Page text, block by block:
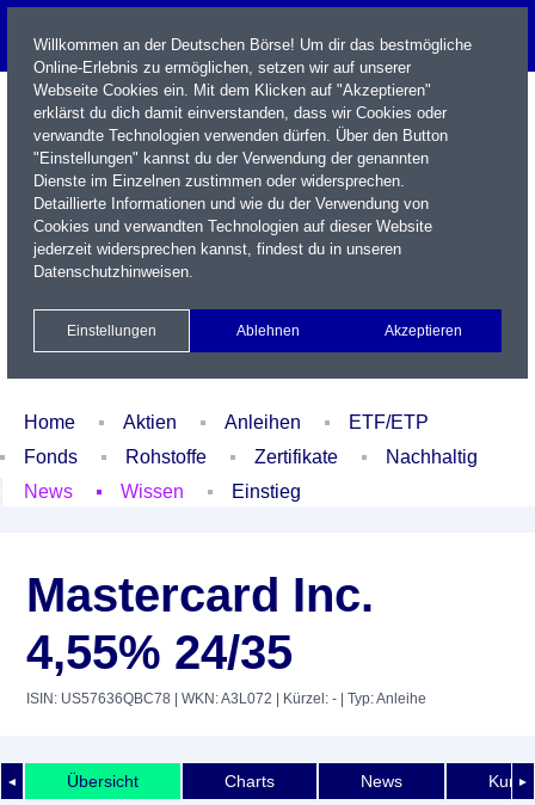
Name / WKN / ISIN / Kürzel
Xetra Realtime
Watchlist Portfolio Login
Home Aktien Anleihen
ETF/ETP
Fonds
Rohstoffe Zertifikate
Nachhaltig
News
Wissen Einstieg
Mastercard Inc.
4,55% 24/35
ISIN: US57636QBC78 | WKN: A3L072 | Kürzel: - | Typ: Anleihe
◄ ►
Übersicht Charts News
Willkommen an der Deutschen Börse! Um dir das bestmögliche
Online-Erlebnis zu ermöglichen, setzen wir auf unserer
Webseite Cookies ein. Mit dem Klicken auf "Akzeptieren"
erklärst du dich damit einverstanden, dass wir Cookies oder
verwandte Technologien verwenden dürfen. Über den Button
"Einstellungen" kannst du der Verwendung der genannten
Dienste im Einzelnen zustimmen oder widersprechen.
Detaillierte Informationen und wie du der Verwendung von
Cookies und verwandten Technologien auf dieser Website
jederzeit widersprechen kannst, findest du in unseren
Datenschutzhinweisen.
Einstellungen Ablehnen Akzeptieren